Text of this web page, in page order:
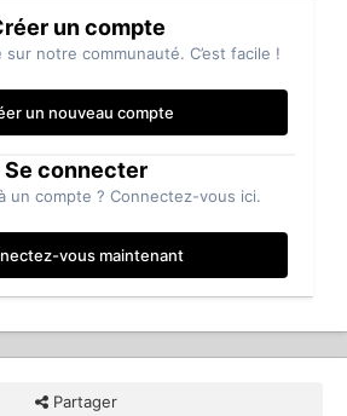
un compte
notre communauté. C’est facile !
un nouveau compte
Se connecter
un compte ? Connectez-vous ici.
vous maintenant
Partager